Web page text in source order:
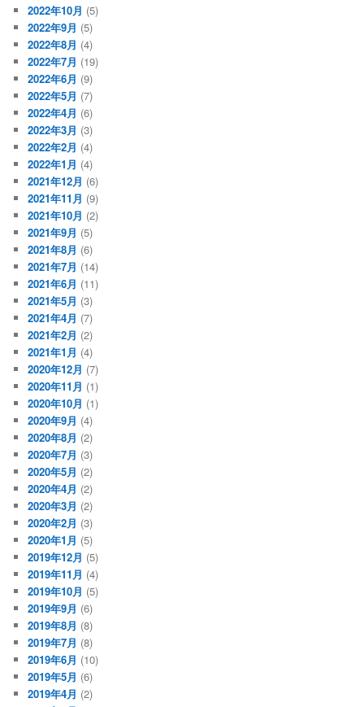
2022年10月 (5)
2022年9月 (5)
2022年8月 (4)
2022年7月 (19)
2022年6月 (9)
2022年5月 (7)
2022年4月 (6)
2022年3月 (3)
2022年2月 (4)
2022年1月 (4)
2021年12月 (6)
2021年11月 (9)
2021年10月 (2)
2021年9月 (5)
2021年8月 (6)
2021年7月 (14)
2021年6月 (11)
2021年5月 (3)
2021年4月 (7)
2021年2月 (2)
2021年1月 (4)
2020年12月 (7)
2020年11月 (1)
2020年10月 (1)
2020年9月 (4)
2020年8月 (2)
2020年7月 (3)
2020年5月 (2)
2020年4月 (2)
2020年3月 (2)
2020年2月 (3)
2020年1月 (5)
2019年12月 (5)
2019年11月 (4)
2019年10月 (5)
2019年9月 (6)
2019年8月 (8)
2019年7月 (8)
2019年6月 (10)
2019年5月 (6)
2019年4月 (2)